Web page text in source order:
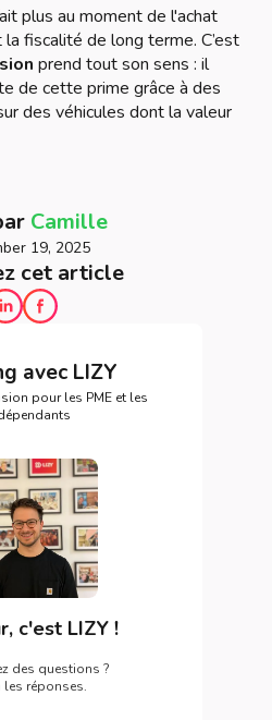
plus au moment de l'achat
fiscalité de long terme. C’est
prend tout son sens : il
de cette prime grâce à des
des véhicules dont la valeur
Camille
19, 2025
cet article
avec LIZY
pour les PME et les
c'est LIZY !
des questions ?
les réponses.